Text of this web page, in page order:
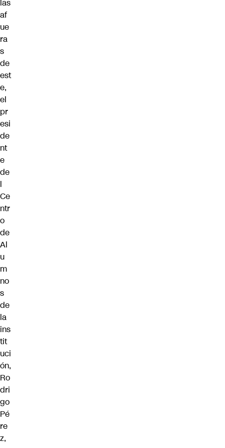
las
af
ue
ra
s
de
est
e,
el
pr
esi
de
nt
e
de
l
Ce
ntr
o
de
Al
u
m
no
s
de
la
ins
tit
uci
ón,
Ro
dri
go
Pé
re
z,